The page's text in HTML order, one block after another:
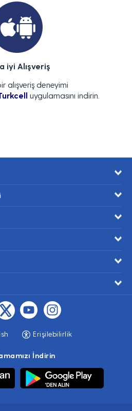
iyi Alışveriş
alışveriş deneyimi
uygulamasını indirin.
Erişilebilirlik
İndirin